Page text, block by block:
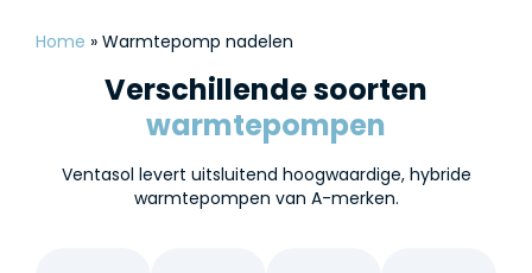
Home » Warmtepomp nadelen
Verschillende soorten
warmtepompen
Ventasol levert uitsluitend hoogwaardige, hybride
warmtepompen van A-merken.